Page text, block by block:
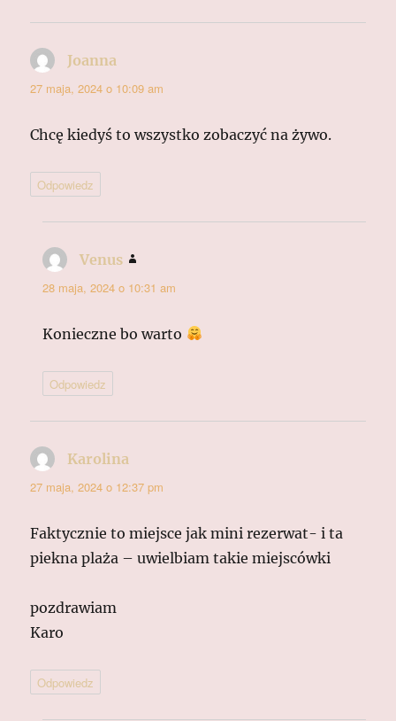
Joanna
27 maja, 2024 o 10:09 am
Chcę kiedyś to wszystko zobaczyć na żywo.
Odpowiedz
Venus
28 maja, 2024 o 10:31 am
Konieczne bo warto
Odpowiedz
Karolina
27 maja, 2024 o 12:37 pm
Faktycznie to miejsce jak mini rezerwat- i ta
piekna plaża – uwielbiam takie miejscówki
pozdrawiam
Karo
Odpowiedz